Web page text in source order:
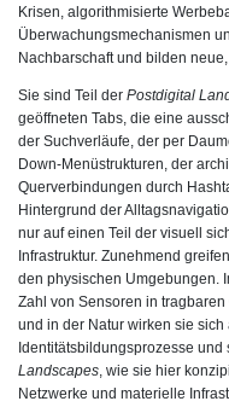
Krisen, algorithmisierte
Überwachungsmechanismen
Nachbarschaft und bilden
Sie sind Teil der Postdigital
geöffneten Tabs, die eine
der Suchverläufe, der per
Down-Menüstrukturen, der
Querverbindungen durch
Hintergrund der
nur auf einen Teil der visuell
Infrastruktur. Zunehmend
den physischen Umgebungen.
Zahl von Sensoren in
und in der Natur wirken sie
Identitätsbildungsprozesse
Landscapes, wie sie hier
Netzwerke und materielle